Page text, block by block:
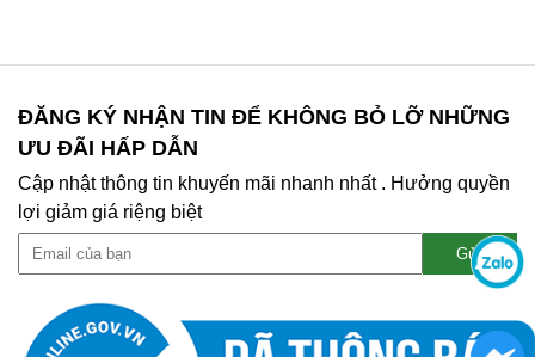
ĐĂNG KÝ NHẬN TIN ĐỂ KHÔNG BỎ LỠ NHỮNG
ƯU ĐÃI HẤP DẪN
Cập nhật thông tin khuyến mãi nhanh nhất . Hưởng quyền
lợi giảm giá riệng biệt